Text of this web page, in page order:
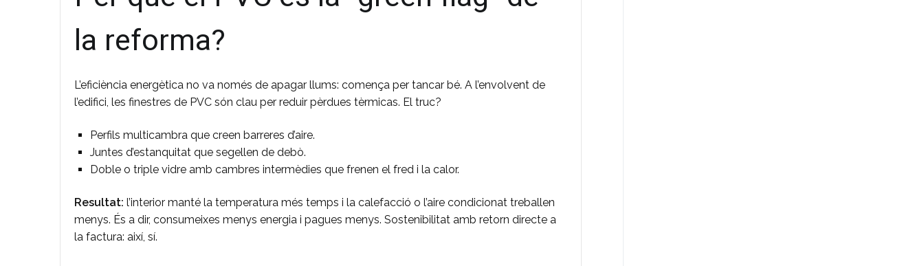
la reforma?
L’eficiència energètica no va només de apagar llums: comença per tancar bé. A l’envolvent de
l’edifici, les finestres de PVC són clau per reduir pèrdues tèrmicas. El truc?
Perfils multicambra que creen barreres d’aire.
Juntes d’estanquitat que segellen de debò.
Doble o triple vidre amb cambres intermèdies que frenen el fred i la calor.
Resultat: l’interior manté la temperatura més temps i la calefacció o l’aire condicionat treballen
menys. És a dir, consumeixes menys energia i pagues menys. Sostenibilitat amb retorn directe a
la factura: així, sí.